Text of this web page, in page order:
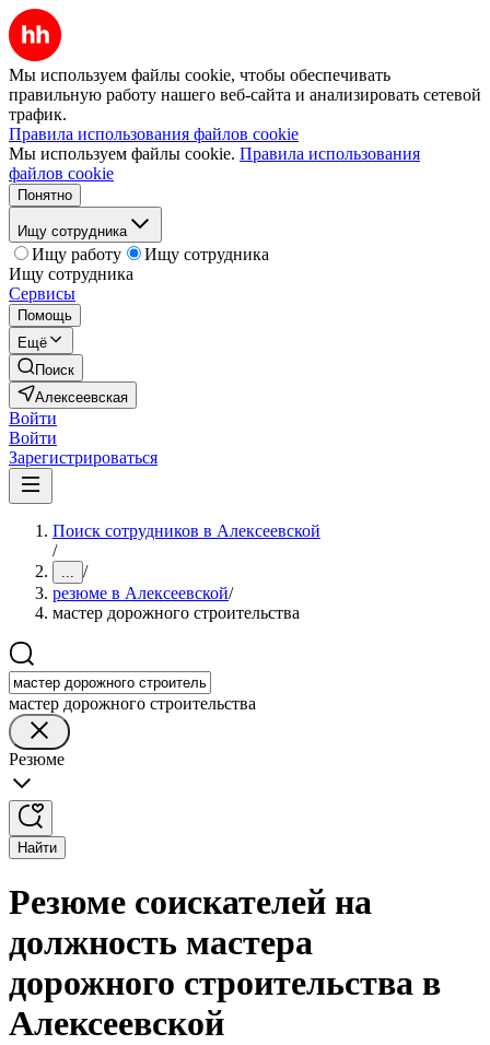
Мы используем файлы cookie, чтобы обеспечивать
правильную работу нашего веб-сайта и анализировать сетевой
трафик.
Правила использования файлов cookie
Мы используем файлы cookie. Правила использования
файлов cookie
Понятно
Ищу сотрудника
Ищу работу
Ищу сотрудника
Ищу сотрудника
Сервисы
Помощь
Ещё
Поиск
Алексеевская
Войти
Войти
Зарегистрироваться
Поиск сотрудников в Алексеевской
/
... /
резюме в Алексеевской/
мастер дорожного строительства
мастер дорожного строительства
Резюме
Найти
Резюме соискателей на
должность мастера
дорожного строительства в
Алексеевской